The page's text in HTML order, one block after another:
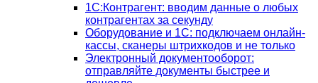
1С:Контрагент: вводим данные о любых
контрагентах за секунду
Оборудование и 1С: подключаем онлайн-
кассы, сканеры штрихкодов и не только
Электронный документооборот:
отправляйте документы быстрее и